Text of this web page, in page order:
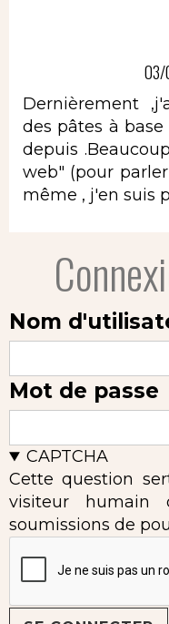
03/
Dernièrement
des pâtes à
depuis
web" (pour
même , j'en suis
Nom
Mot de passe
CAPTCHA
Cette question
visiteur
soumissions de